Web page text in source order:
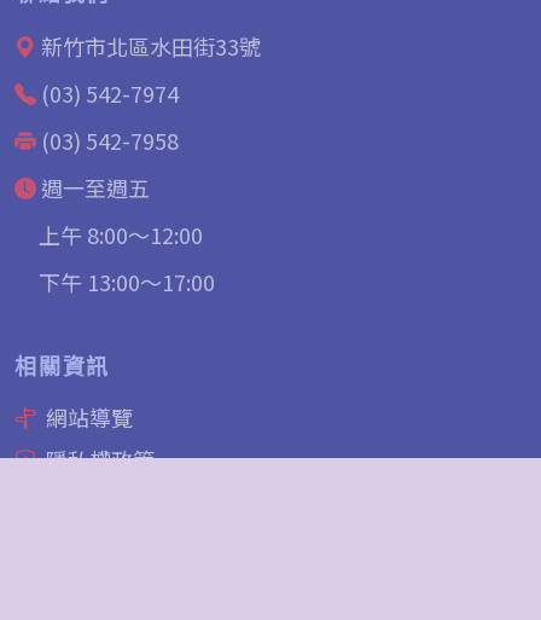
新竹市北區水田街33號
(03) 542-7974
(03) 542-7958
週一至週五
上午 8:00～12:00
下午 13:00～17:00
相關資訊
網站導覽
隱私權政策